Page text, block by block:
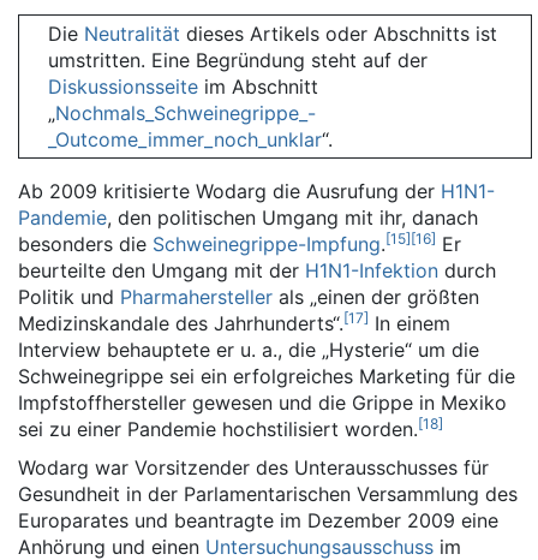
Die Neutralität dieses Artikels oder Abschnitts ist
umstritten. Eine Begründung steht auf der
Diskussionsseite im Abschnitt
„Nochmals_Schweinegrippe_-
_Outcome_immer_noch_unklar“.
Ab 2009 kritisierte Wodarg die Ausrufung der H1N1-
Pandemie, den politischen Umgang mit ihr, danach
besonders die Schweinegrippe-Impfung.[15][16] Er
beurteilte den Umgang mit der H1N1-Infektion durch
Politik und Pharmahersteller als „einen der größten
Medizinskandale des Jahrhunderts“.[17] In einem
Interview behauptete er u. a., die „Hysterie“ um die
Schweinegrippe sei ein erfolgreiches Marketing für die
Impfstoffhersteller gewesen und die Grippe in Mexiko
sei zu einer Pandemie hochstilisiert worden.[18]
Wodarg war Vorsitzender des Unterausschusses für
Gesundheit in der Parlamentarischen Versammlung des
Europarates und beantragte im Dezember 2009 eine
Anhörung und einen Untersuchungsausschuss im